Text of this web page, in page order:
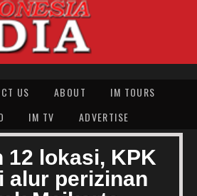
US ABOUT
IM TOURS
IM TV ADVERTISE
12 lokasi, KPK
alur perizinan